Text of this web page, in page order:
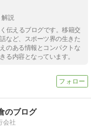
解説
伝えるブログです。移籍交
など、スポーツ界の生きた
のある情報とコンパクトな
る内容となっています。
のブログ
会社